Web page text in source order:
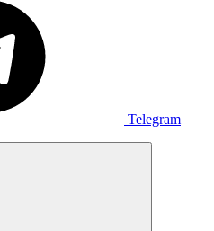
Telegram